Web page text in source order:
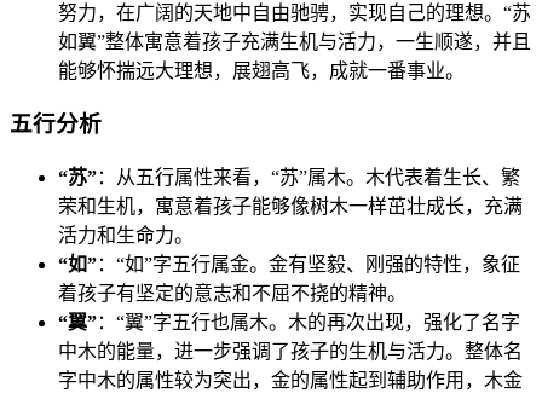
努力，在广阔的天地中自由驰骋，实现自己的理想。“苏
如翼”整体寓意着孩子充满生机与活力，一生顺遂，并且
能够怀揣远大理想，展翅高飞，成就一番事业。
五行分析
“苏”：从五行属性来看，“苏”属木。木代表着生长、繁
荣和生机，寓意着孩子能够像树木一样茁壮成长，充满
活力和生命力。
“如”：“如”字五行属金。金有坚毅、刚强的特性，象征
着孩子有坚定的意志和不屈不挠的精神。
“翼”：“翼”字五行也属木。木的再次出现，强化了名字
中木的能量，进一步强调了孩子的生机与活力。整体名
字中木的属性较为突出，金的属性起到辅助作用，木金